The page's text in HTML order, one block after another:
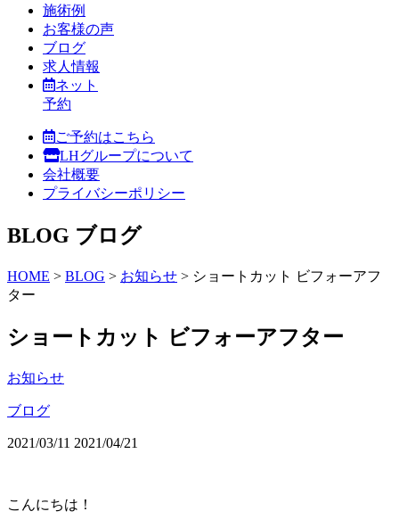
施術例
お客様の声
ブログ
求人情報
ネット
予約
ご予約はこちら
LHグループについて
会社概要
プライバシーポリシー
BLOG ブログ
HOME > BLOG > お知らせ > ショートカット ビフォーアフ
ター
ショートカット ビフォーアフター
お知らせ
ブログ
2021/03/11 2021/04/21
こんにちは！